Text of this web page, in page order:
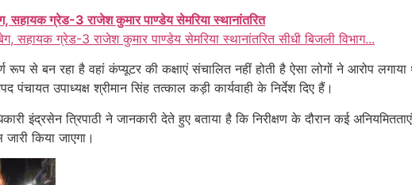
सहायक ग्रेड-3 राजेश कुमार पाण्डेय सेमरिया स्थानांतरित
सहायक ग्रेड-3 राजेश कुमार पाण्डेय सेमरिया स्थानांतरित सीधी बिजली विभाग...
से बन रहा है वहां कंप्यूटर की कक्षाएं संचालित नहीं होती है ऐसा लोगों ने आरोप
उपाध्यक्ष श्रीमान सिंह तत्काल कड़ी कार्यवाही के निर्देश दिए हैं।
इंद्रसेन त्रिपाठी ने जानकारी देते हुए बताया है कि निरीक्षण के दौरान कई अनियमितताएं
किया जाएगा।